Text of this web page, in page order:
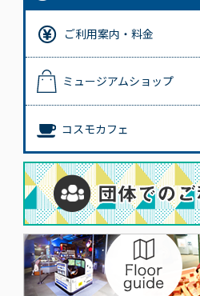
ご利用案内・料金
ミュージアムショップ
コスモカフェ